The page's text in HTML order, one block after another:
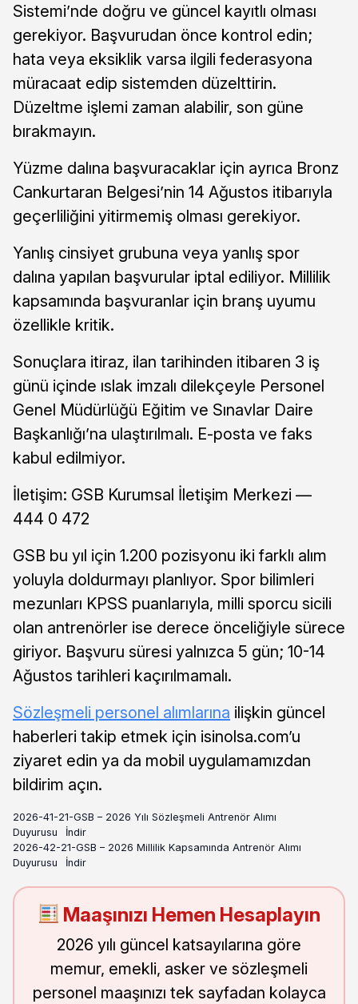
Sistemi’nde doğru ve güncel kayıtlı olması
gerekiyor. Başvurudan önce kontrol edin;
hata veya eksiklik varsa ilgili federasyona
müracaat edip sistemden düzelttirin.
Düzeltme işlemi zaman alabilir, son güne
bırakmayın.
Yüzme dalına başvuracaklar için ayrıca Bronz
Cankurtaran Belgesi’nin 14 Ağustos itibarıyla
geçerliliğini yitirmemiş olması gerekiyor.
Yanlış cinsiyet grubuna veya yanlış spor
dalına yapılan başvurular iptal ediliyor. Millilik
kapsamında başvuranlar için branş uyumu
özellikle kritik.
Sonuçlara itiraz, ilan tarihinden itibaren 3 iş
günü içinde ıslak imzalı dilekçeyle Personel
Genel Müdürlüğü Eğitim ve Sınavlar Daire
Başkanlığı’na ulaştırılmalı. E-posta ve faks
kabul edilmiyor.
İletişim: GSB Kurumsal İletişim Merkezi —
444 0 472
GSB bu yıl için 1.200 pozisyonu iki farklı alım
yoluyla doldurmayı planlıyor. Spor bilimleri
mezunları KPSS puanlarıyla, milli sporcu sicili
olan antrenörler ise derece önceliğiyle sürece
giriyor. Başvuru süresi yalnızca 5 gün; 10-14
Ağustos tarihleri kaçırılmamalı.
Sözleşmeli personel alımlarına ilişkin güncel
haberleri takip etmek için isinolsa.com’u
ziyaret edin ya da mobil uygulamamızdan
bildirim açın.
2026-41-21-GSB – 2026 Yılı Sözleşmeli Antrenör Alımı
Duyurusu
İndir
2026-42-21-GSB – 2026 Millilik Kapsamında Antrenör Alımı
Duyurusu
İndir
Maaşınızı Hemen Hesaplayın
2026 yılı güncel katsayılarına göre
memur, emekli, asker ve sözleşmeli
personel maaşınızı tek sayfadan kolayca